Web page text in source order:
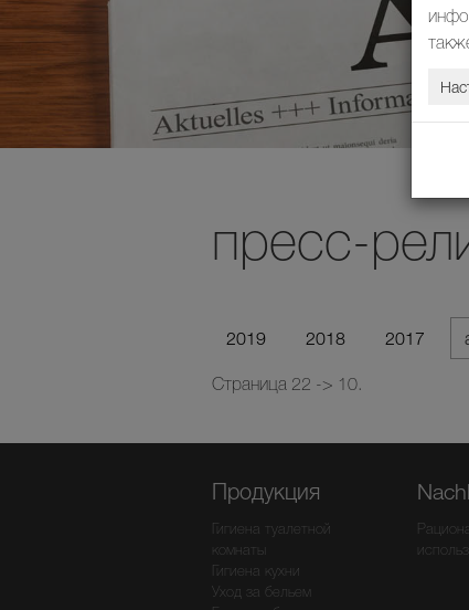
пресс-
2019 2018 2017
Страница 22 -> 10.
Продукция
Гигиена туалетной
комнаты
Гигиена кухни
Уход за бельем